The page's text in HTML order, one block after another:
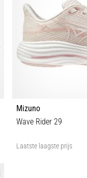
Mizuno
Wave Rider 29
Laatste laagste prijs